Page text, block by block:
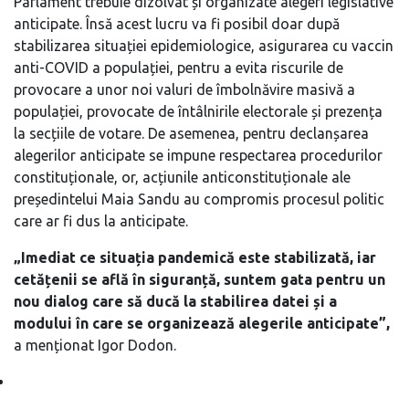
anticipate. Însă acest lucru va fi posibil doar după
stabilizarea situației epidemiologice, asigurarea cu vaccin
anti-COVID a populației, pentru a evita riscurile de
provocare a unor noi valuri de îmbolnăvire masivă a
populației, provocate de întâlnirile electorale și prezența
la secțiile de votare. De asemenea, pentru declanșarea
alegerilor anticipate se impune respectarea procedurilor
constituționale, or, acțiunile anticonstituționale ale
președintelui Maia Sandu au compromis procesul politic
care ar fi dus la anticipate.
„Imediat ce situația pandemică este stabilizată, iar
cetățenii se află în siguranță, suntem gata pentru un
nou dialog care să ducă la stabilirea datei și a
modului în care se organizează alegerile anticipate”,
a menționat Igor Dodon.